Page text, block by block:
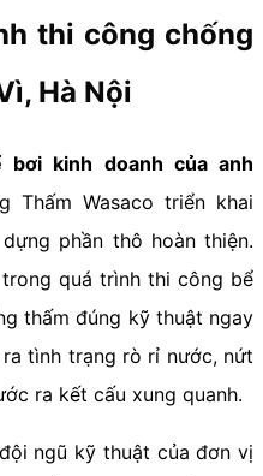
thi công chống
Hà Nội
bơi kinh doanh của anh
Thấm Wasaco triển khai
phần thô hoàn thiện.
quá trình thi công bể
thấm đúng kỹ thuật ngay
tình trạng rò rỉ nước, nứt
ra kết cấu xung quanh.
ngũ kỹ thuật của đơn vị